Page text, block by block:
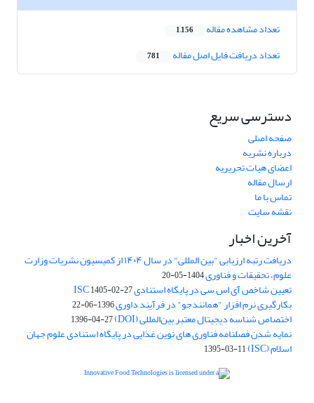
تعداد مشاهده مقاله 1,156
تعداد دریافت فایل اصل مقاله 781
دسترسی سریع
صفحه اصلی
درباره نشریه
اعضای هیات تحریریه
ارسال مقاله
تماس با ما
نقشه سایت
آخرین اخبار
دریافت رتبه ارزیابی "بین المللی" در سال ۱۴۰۴ از کمیسیون نشریات وزارت
علوم، تحقیقات و فناوری1404-05-20
تعیین شاخص آی اس سی در پایگاه استنادی ISC1405-02-27
بکارگیری نرم افزار "همانندجو" در فرآیند داوری1396-06-22
اختصاص شناسه دیجیتال معتبر بین‌المللی (DOI) 1396-04-27
نمایه شدن فصلنامه فناوری های نوین غذایی در پایگاه استنادی علوم جهان
اسلام (ISC) 1395-03-11